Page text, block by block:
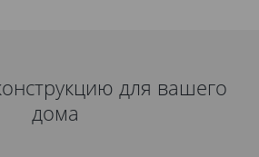
для вашего
дома